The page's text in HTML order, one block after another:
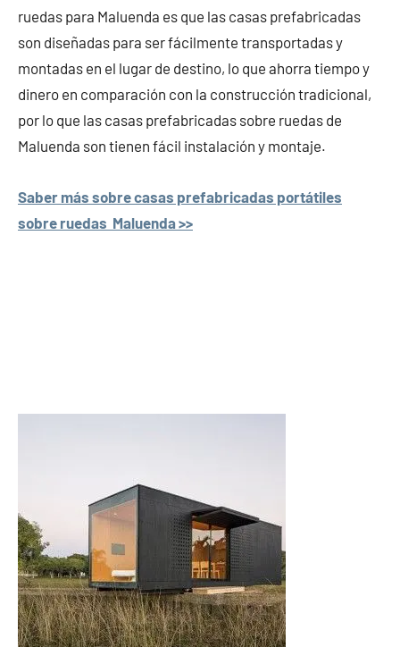
ruedas para Maluenda es que las casas prefabricadas
son diseñadas para ser fácilmente transportadas y
montadas en el lugar de destino, lo que ahorra tiempo y
dinero en comparación con la construcción tradicional,
por lo que las casas prefabricadas sobre ruedas de
Maluenda son tienen fácil instalación y montaje.
Saber más sobre casas prefabricadas portátiles
sobre ruedas Maluenda >>